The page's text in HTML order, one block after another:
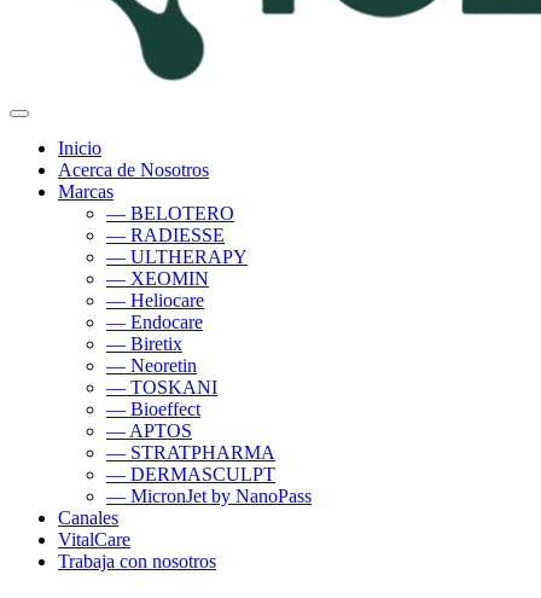
Inicio
Acerca de Nosotros
Marcas
— BELOTERO
— RADIESSE
— ULTHERAPY
— XEOMIN
— Heliocare
— Endocare
— Biretix
— Neoretin
— TOSKANI
— Bioeffect
— APTOS
— STRATPHARMA
— DERMASCULPT
— MicronJet by NanoPass
Canales
VitalCare
Trabaja con nosotros